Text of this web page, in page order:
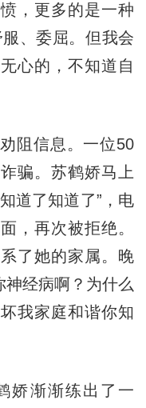
，更多的是一种
、委屈。但我会
心的，不知道自
阻信息。一位50
骗。苏鹤娇马上
道了知道了”，电
，再次被拒绝。
了她的家属。晚
神经病啊？为什么
我家庭和谐你知
渐渐练出了一